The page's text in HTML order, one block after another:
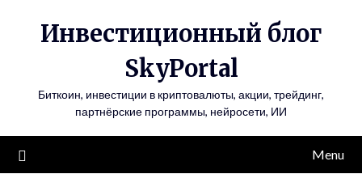
Инвестиционный блог
SkyPortal
Биткоин, инвестиции в криптовалюты, акции, трейдинг,
партнёрские программы, нейросети, ИИ
Menu